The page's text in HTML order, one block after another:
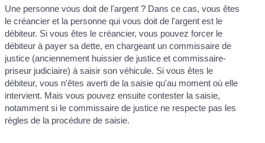
Une personne vous doit de l'argent ? Dans ce cas, vous êtes
le créancier et la personne qui vous doit de l'argent est le
débiteur. Si vous êtes le créancier, vous pouvez forcer le
débiteur à payer sa dette, en chargeant un commissaire de
justice (anciennement huissier de justice et commissaire-
priseur judiciaire) à saisir son véhicule. Si vous êtes le
débiteur, vous n'êtes averti de la saisie qu'au moment où elle
intervient. Mais vous pouvez ensuite contester la saisie,
notamment si le commissaire de justice ne respecte pas les
règles de la procédure de saisie.